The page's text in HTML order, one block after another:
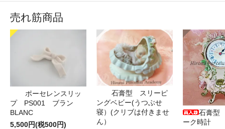
売れ筋商品
ポーセレンスリッ
プ PS001 ブラン
BLANC
5,500円(税500円)
石膏型 スリーピ
ングベビー(うつぶせ
寝）(クリブは付きませ
ん）
石膏型
ーク時計